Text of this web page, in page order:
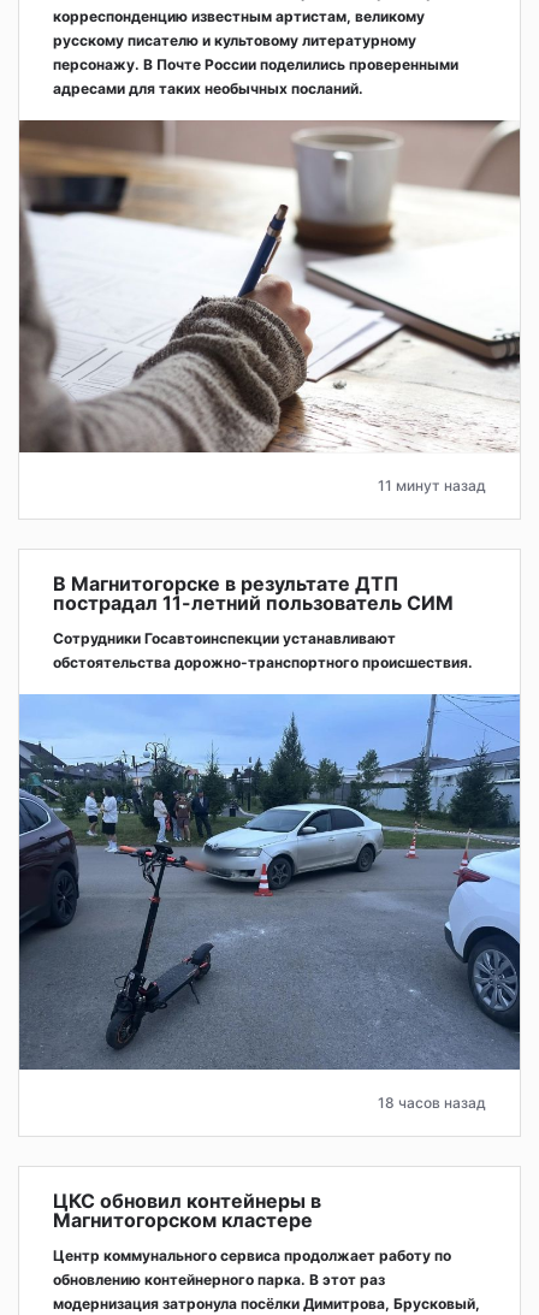
корреспонденцию известным артистам, великому
русскому писателю и культовому литературному
персонажу. В Почте России поделились проверенными
адресами для таких необычных посланий.
11 минут назад
В Магнитогорске в результате ДТП
пострадал 11-летний пользователь СИМ
Сотрудники Госавтоинспекции устанавливают
обстоятельства дорожно-транспортного происшествия.
18 часов назад
ЦКС обновил контейнеры в
Магнитогорском кластере
Центр коммунального сервиса продолжает работу по
обновлению контейнерного парка. В этот раз
модернизация затронула посёлки Димитрова, Брусковый,